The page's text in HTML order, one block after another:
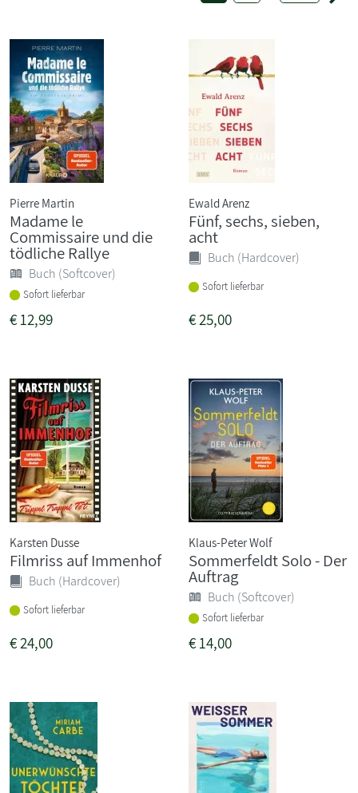
Pierre Martin
Madame le
Commissaire und die
tödliche Rallye
Buch (Softcover)
Sofort lieferbar
€12,99
Ewald Arenz
Fünf, sechs, sieben,
acht
Buch (Hardcover)
Sofort lieferbar
€25,00
Karsten Dusse
Filmriss auf Immenhof
Buch (Hardcover)
Sofort lieferbar
€24,00
Klaus-Peter Wolf
Sommerfeldt Solo - Der
Auftrag
Buch (Softcover)
Sofort lieferbar
€14,00